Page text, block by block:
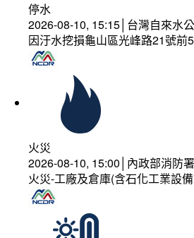
停水
2026-08-10, 15:15│台灣自來水
因汙水挖損龜山區光峰路21號前
火災
2026-08-10, 15:00│內政部消防署
火災-工廠及倉庫(含石化工業設